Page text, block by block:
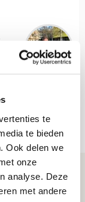
te
te bieden
Ook delen we
onze
analyse. Deze
met andere
begin